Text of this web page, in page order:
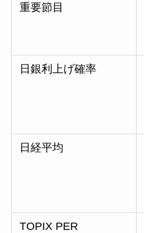
重要節目
日銀利上げ確率
日経平均
TOPIX PER